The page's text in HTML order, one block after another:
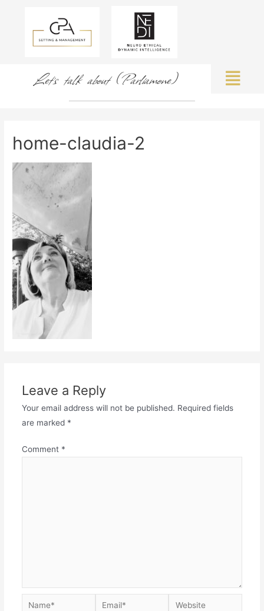
Let's talk about (Parliamone)
home-claudia-2
Leave a Reply
Your email address will not be published. Required fields
are marked *
Comment *